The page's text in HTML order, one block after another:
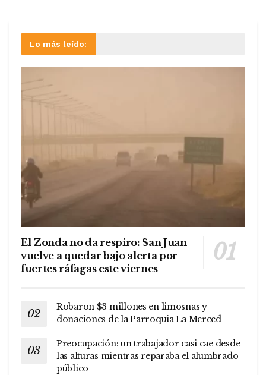
Lo más leído:
El Zonda no da respiro: San Juan
vuelve a quedar bajo alerta por
fuertes ráfagas este viernes
Robaron $3 millones en limosnas y
donaciones de la Parroquia La Merced
Preocupación: un trabajador casi cae desde
las alturas mientras reparaba el alumbrado
público